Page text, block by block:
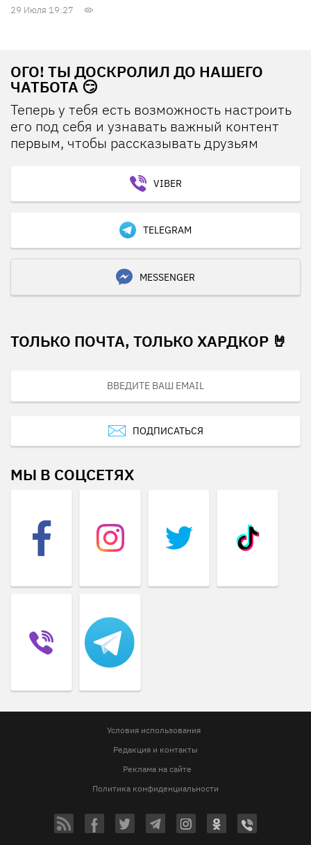
29 Июля 19:27
ОГО! ТЫ ДОСКРОЛИЛ ДО НАШЕГО
ЧАТБОТА 😏
Теперь у тебя есть возможность настроить
его под себя и узнавать важный контент
первым, чтобы рассказывать друзьям
VIBER
TELEGRAM
MESSENGER
ТОЛЬКО ПОЧТА, ТОЛЬКО ХАРДКОР 🤘
ПОДПИСАТЬСЯ
МЫ В СОЦСЕТЯХ
Условия использования
Редакция и контакты
Реклама на сайте
Политика конфиденциальности